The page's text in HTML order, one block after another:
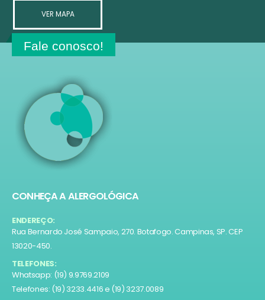
VER MAPA
Fale conosco!
CONHEÇA A ALERGOLÓGICA
ENDEREÇO:
Rua Bernardo José Sampaio, 270. Botafogo. Campinas, SP. CEP
13020-450.
TELEFONES:
Whatsapp: (19) 9.9769.2109
Telefones: (19) 3233.4416 e (19) 3237.0089